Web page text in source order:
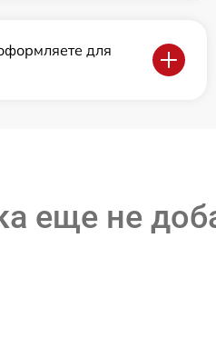
для
еще не